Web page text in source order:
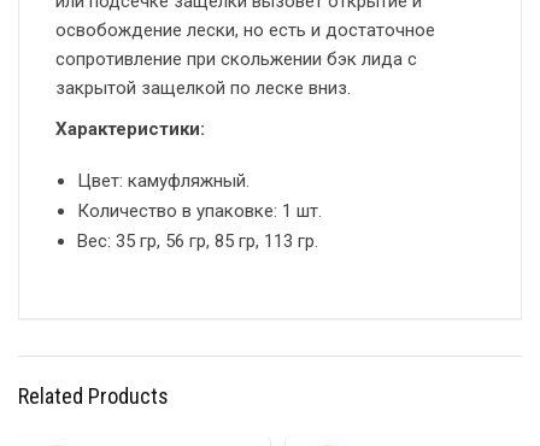
освобождение лески, но есть и достаточное
сопротивление при скольжении бэк лида с
закрытой защелкой по леске вниз.
Характеристики:
Цвет: камуфляжный.
Количество в упаковке: 1 шт.
Вес: 35 гр, 56 гр, 85 гр, 113 гр.
Related Products